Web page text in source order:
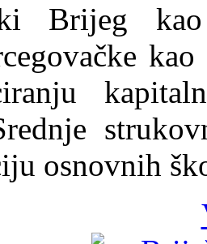
Brijeg
osnovnih